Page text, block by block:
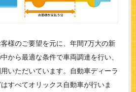
様のご要望を元に、年間7万大の新
から最適な条件で車両調達を行い、
いただいています。自動車ディーラ
すべてオリックス自動車が行いま